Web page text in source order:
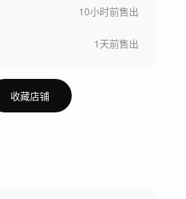
10小时前售出
1天前售出
收藏店铺